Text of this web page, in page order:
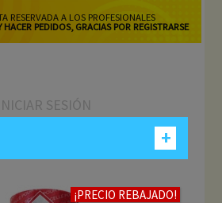
RESERVADA A LOS PROFESIONALES
HACER PEDIDOS, GRACIAS POR REGISTRARSE
SESIÓN
+
¡PRECIO REBAJADO!